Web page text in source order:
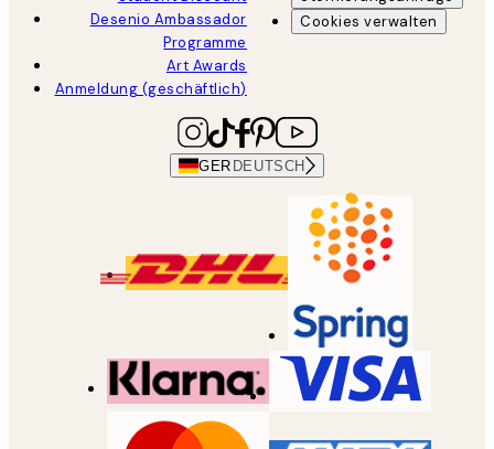
Desenio Ambassador
Programme
Art Awards
Anmeldung (geschäftlich)
Cookies verwalten
GER DEUTSCH